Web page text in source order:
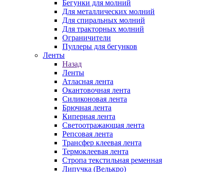
Бегунки для молний
Для металлических молний
Для спиральных молний
Для тракторных молний
Ограничители
Пуллеры для бегунков
Ленты
Назад
Ленты
Атласная лента
Окантовочная лента
Силиконовая лента
Брючная лента
Киперная лента
Светоотражающая лента
Репсовая лента
Трансфер клеевая лента
Термоклеевая лента
Стропа текстильная ременная
Липучка (Велькро)